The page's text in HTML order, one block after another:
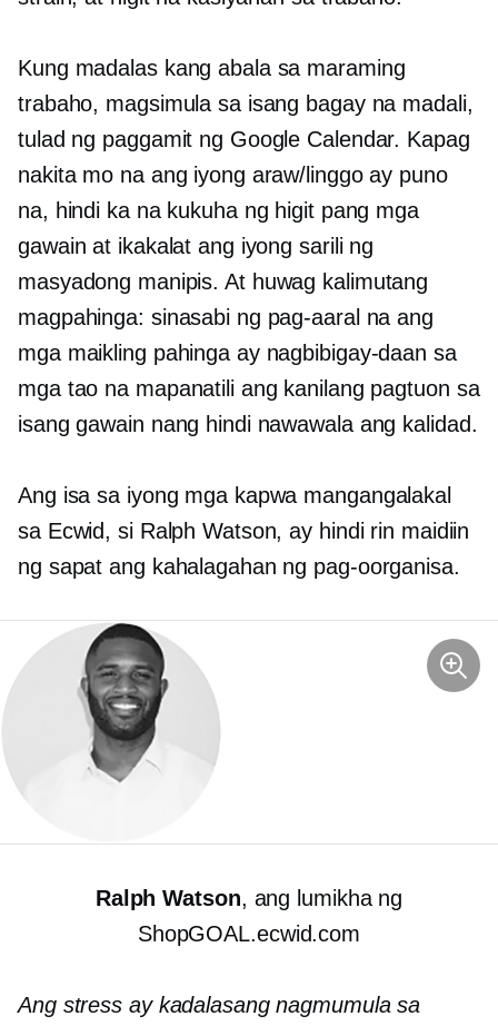
Kung madalas kang abala sa maraming
trabaho, magsimula sa isang bagay na madali,
tulad ng paggamit ng Google Calendar. Kapag
nakita mo na ang iyong araw/linggo ay puno
na, hindi ka na kukuha ng higit pang mga
gawain at ikakalat ang iyong sarili ng
masyadong manipis. At huwag kalimutang
magpahinga: sinasabi ng pag-aaral na ang
mga maikling pahinga ay nagbibigay-daan sa
mga tao na mapanatili ang kanilang pagtuon sa
isang gawain nang hindi nawawala ang kalidad.
Ang isa sa iyong mga kapwa mangangalakal
sa Ecwid, si Ralph Watson, ay hindi rin maidiin
ng sapat ang kahalagahan ng pag-oorganisa.
Ralph Watson, ang lumikha ng
ShopGOAL.ecwid.com
Ang stress ay kadalasang nagmumula sa